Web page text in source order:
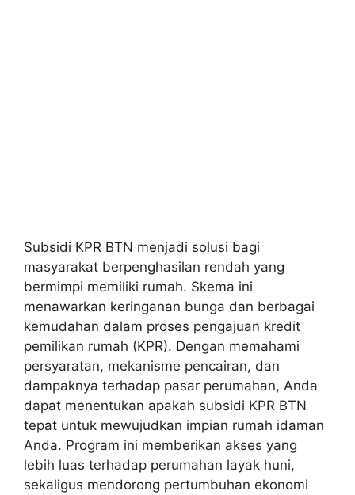
Subsidi KPR BTN menjadi solusi bagi
masyarakat berpenghasilan rendah yang
bermimpi memiliki rumah. Skema ini
menawarkan keringanan bunga dan berbagai
kemudahan dalam proses pengajuan kredit
pemilikan rumah (KPR). Dengan memahami
persyaratan, mekanisme pencairan, dan
dampaknya terhadap pasar perumahan, Anda
dapat menentukan apakah subsidi KPR BTN
tepat untuk mewujudkan impian rumah idaman
Anda. Program ini memberikan akses yang
lebih luas terhadap perumahan layak huni,
sekaligus mendorong pertumbuhan ekonomi